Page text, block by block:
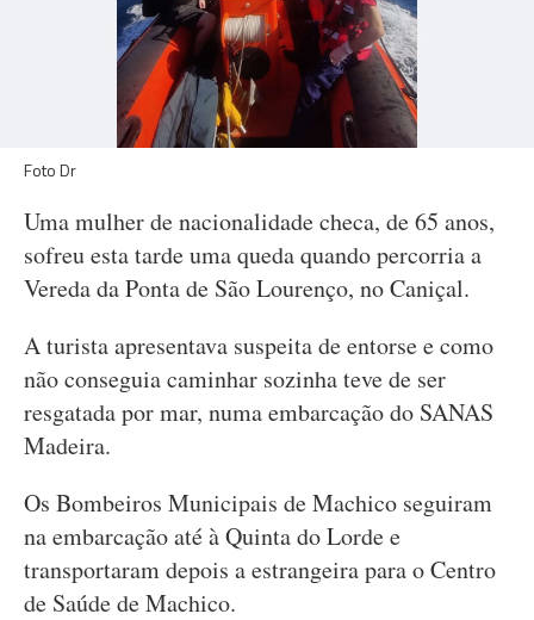
Foto Dr
Uma mulher de nacionalidade checa, de 65 anos,
sofreu esta tarde uma queda quando percorria a
Vereda da Ponta de São Lourenço, no Caniçal.
A turista apresentava suspeita de entorse e como
não conseguia caminhar sozinha teve de ser
resgatada por mar, numa embarcação do SANAS
Madeira.
Os Bombeiros Municipais de Machico seguiram
na embarcação até à Quinta do Lorde e
transportaram depois a estrangeira para o Centro
de Saúde de Machico.